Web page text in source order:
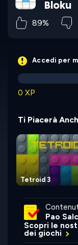
Bloku
89%
Accedi per
0 XP
Ti Piacerà
Tetroid 3
Pao
Scopri le
dei giochi